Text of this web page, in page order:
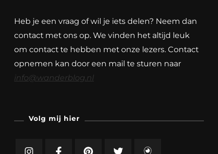
Heb je een vraag of wil je iets delen? Neem dan
contact met ons op. We vinden het altijd leuk
om contact te hebben met onze lezers. Contact
opnemen kan door een mail te sturen naar
info@wanderblog.nl
Volg mij hier